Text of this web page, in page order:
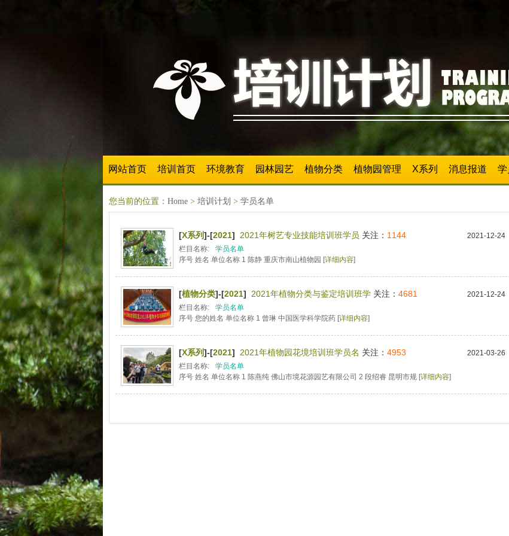
网站首页 培训首页 环境教育 园林园艺 植物分类 植物园管理 X系列 消息报道 学
您当前的位置： Home > 培训计划 > 学员名单
[X系列]-[2021] 2021年树艺专业技能培训班学员 关注： 1144
2021-12-24
栏目名称:
学员名单
序号 姓名 单位名称 1 陈静 重庆市南山植物园 [详细内容]
[植物分类]-[2021] 2021年植物分类与鉴定培训班学 关注： 4681
2021-12-24
栏目名称:
学员名单
序号 您的姓名 单位名称 1 曾琳 中国医学科学院药 [详细内容]
[X系列]-[2021] 2021年植物园花境培训班学员名 关注： 4953
2021-03-26
栏目名称:
学员名单
序号 姓名 单位名称 1 陈燕纯 佛山市境花源园艺有限公司 2 段绍睿 昆明市规 [详细内容]